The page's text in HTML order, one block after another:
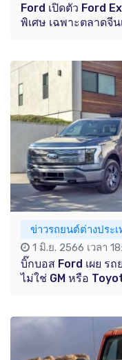
Ford เปิดตัว Ford
พิเศษ เฉพาะตลาดจี
ข่าวรถยนต์ต่างประ
1 มิ.ย. 2566 เวลา
บิ๊กบอส Ford เผย ร
ไม่ใช่ GM หรือ